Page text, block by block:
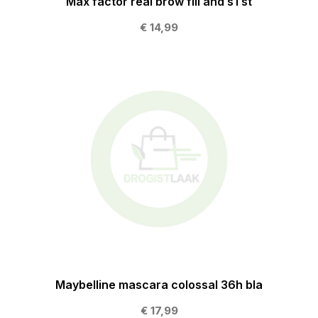
€ 14,99
Maybelline mascara colossal 36h bla
€ 17,99